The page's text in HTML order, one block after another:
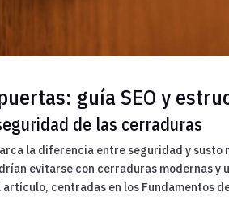
guía SEO y
de las cerraduras
la diferencia entre seguridad y
evitarse con cerraduras modernas
artículo, centradas en los Fundamentos